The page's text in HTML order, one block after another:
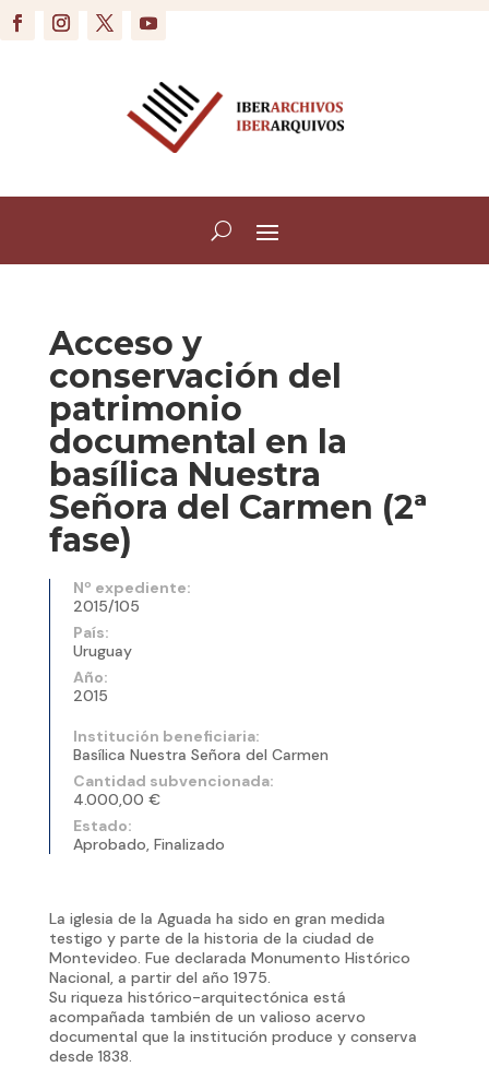
Acceso y
conservación del
patrimonio
documental en la
basílica Nuestra
Señora del Carmen (2ª
fase)
Nº expediente:
2015/105
País:
Uruguay
Año:
2015
Institución beneficiaria:
Basílica Nuestra Señora del Carmen
Cantidad subvencionada:
4.000,00 €
Estado:
Aprobado, Finalizado
La iglesia de la Aguada ha sido en gran medida
testigo y parte de la historia de la ciudad de
Montevideo. Fue declarada Monumento Histórico
Nacional, a partir del año 1975.
Su riqueza histórico-arquitectónica está
acompañada también de un valioso acervo
documental que la institución produce y conserva
desde 1838.